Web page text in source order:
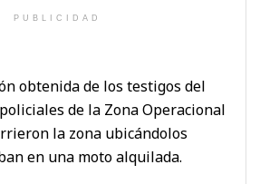
PUBLICIDAD
obtenida de los testigos del
de la Zona Operacional
la zona ubicándolos
en una moto alquilada.